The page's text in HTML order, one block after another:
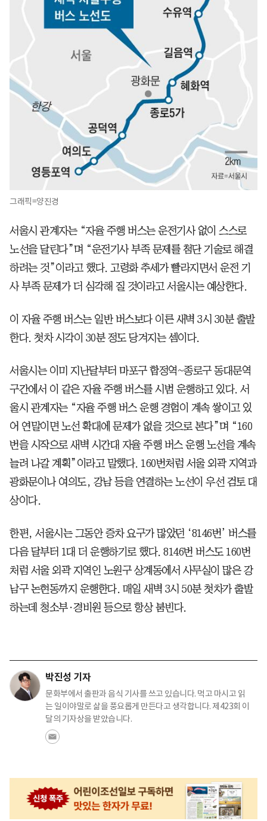
그래픽=양진경
서울시 관계자는 “자율 주행 버스는 운전기사 없이 스스로
노선을 달린다”며 “운전기사 부족 문제를 첨단 기술로 해결
하려는 것”이라고 했다. 고령화 추세가 빨라지면서 운전 기
사 부족 문제가 더 심각해 질 것이라고 서울시는 예상한다.
이 자율 주행 버스는 일반 버스보다 이른 새벽 3시 30분 출발
한다. 첫차 시각이 30분 정도 당겨지는 셈이다.
서울시는 이미 지난달부터 마포구 합정역~종로구 동대문역
구간에서 이 같은 자율 주행 버스를 시범 운행하고 있다. 서
울시 관계자는 “자율 주행 버스 운행 경험이 계속 쌓이고 있
어 연말이면 노선 확대에 문제가 없을 것으로 본다”며 “160
번을 시작으로 새벽 시간대 자율 주행 버스 운행 노선을 계속
늘려 나갈 계획”이라고 말했다. 160번처럼 서울 외곽 지역과
광화문이나 여의도, 강남 등을 연결하는 노선이 우선 검토 대
상이다.
한편, 서울시는 그동안 증차 요구가 많았던 ‘8146번’ 버스를
다음 달부터 1대 더 운행하기로 했다. 8146번 버스도 160번
처럼 서울 외곽 지역인 노원구 상계동에서 사무실이 많은 강
남구 논현동까지 운행한다. 매일 새벽 3시 50분 첫차가 출발
하는데 청소부·경비원 등으로 항상 붐빈다.
박진성 기자
문화부에서 출판과 음식 기사를 쓰고 있습니다. 먹고 마시고 읽
는 일이야말로 삶을 풍요롭게 만든다고 생각합니다. 제423회 이
달의 기자상을 받았습니다.